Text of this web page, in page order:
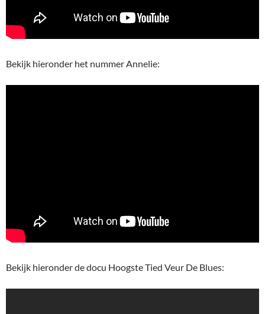
Bekijk hieronder het nummer Annelie:
Bekijk hieronder de docu Hoogste Tied Veur De Blues: